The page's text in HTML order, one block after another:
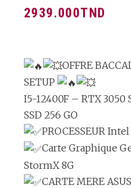
2939.000TND
OFFRE
SETUP
I5-12400F – RTX
SSD 256 GO
PROCESSEUR
Carte Graphique
StormX 8G
CARTE MERE